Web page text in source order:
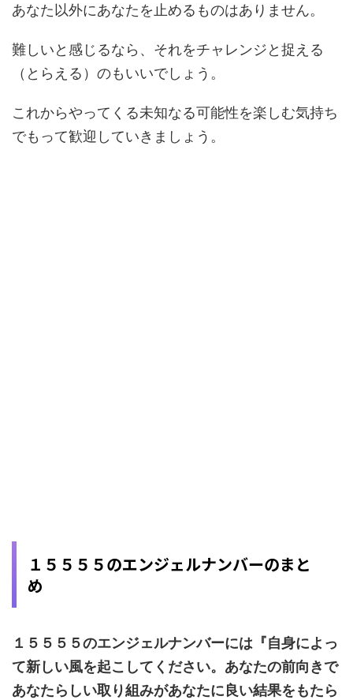
あなた以外にあなたを止めるものはありません。
難しいと感じるなら、それをチャレンジと捉える
（とらえる）のもいいでしょう。
これからやってくる未知なる可能性を楽しむ気持ち
でもって歓迎していきましょう。
１５５５５のエンジェルナンバーのまと
め
１５５５５のエンジェルナンバーには『自身によっ
て新しい風を起こしてください。あなたの前向きで
あなたらしい取り組みがあなたに良い結果をもたら